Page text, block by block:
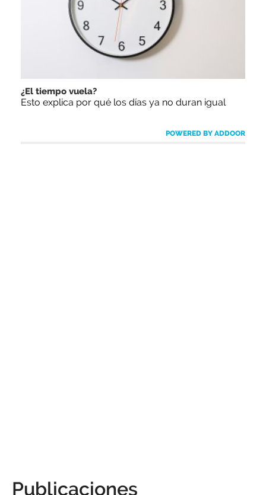
¿El tiempo vuela?
Esto explica por qué los días ya no duran igual
POWERED BY ADDOOR
Publicaciones